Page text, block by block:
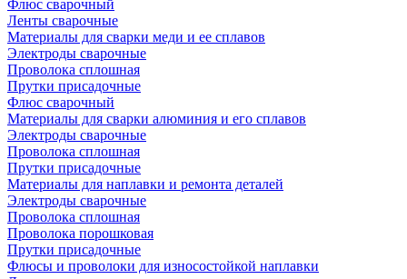
Флюс сварочный
Ленты сварочные
Материалы для сварки меди и ее сплавов
Электроды сварочные
Проволока сплошная
Прутки присадочные
Флюс сварочный
Материалы для сварки алюминия и его сплавов
Электроды сварочные
Проволока сплошная
Прутки присадочные
Материалы для наплавки и ремонта деталей
Электроды сварочные
Проволока сплошная
Проволока порошковая
Прутки присадочные
Флюсы и проволоки для износостойкой наплавки